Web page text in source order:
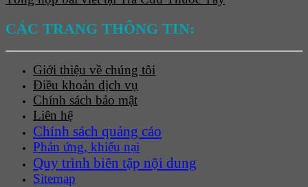
CÁC TRANG THÔNG TIN:
Giới thiệu về chúng tôi
Điều khoản dịch vụ
Chính sách bảo mật
Liên hệ
Chính sách quảng cáo
Phản ứng, khiếu nại
Quy trình biên tập nội dung
Sitemap